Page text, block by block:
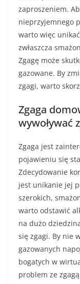
zaproszeniem.
nieprzyjemnego
warto więc
zwłaszcza
Zgagę może
gazowane. By
zgagi, warto
Zgaga
wywoływać
Zgaga jest
pojawieniu się
Zdecydowanie
jest unikanie jej
szerokich,
warto odstawić
na dużo
się zgagi. By nie
gazowanych
bogatych w
problem ze